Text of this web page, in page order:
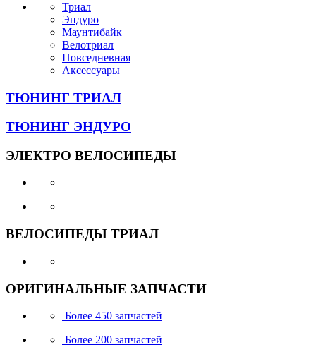
Триал
Эндуро
Маунтибайк
Велотриал
Повседневная
Аксессуары
ТЮНИНГ ТРИАЛ
ТЮНИНГ ЭНДУРО
ЭЛЕКТРО ВЕЛОСИПЕДЫ
ВЕЛОСИПЕДЫ ТРИАЛ
ОРИГИНАЛЬНЫЕ ЗАПЧАСТИ
Более 450 запчастей
Более 200 запчастей